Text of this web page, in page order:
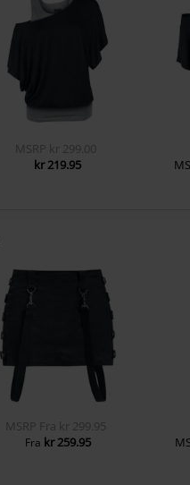
MSRP kr 299.00
kr 219.95
MSRP Fra kr 299.95
Fra kr 259.95